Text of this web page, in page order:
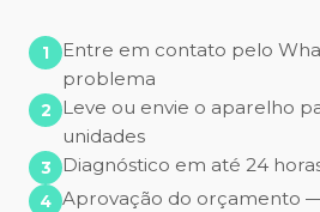
Entre em contato pelo
problema
Leve ou envie o aparelho
unidades
Diagnóstico em até 24
Aprovação do orçamento